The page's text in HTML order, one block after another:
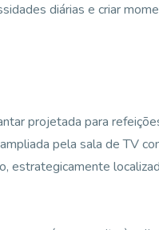
diárias e criar
projetada para
pela sala de TV
estrategicamente